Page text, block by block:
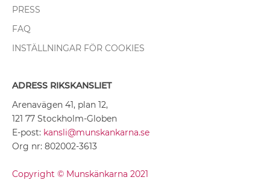
PRESS
FAQ
INSTÄLLNINGAR FÖR COOKIES
ADRESS RIKSKANSLIET
Arenavägen 41, plan 12,
121 77 Stockholm-Globen
E-post: kansli@munskankarna.se
Org nr: 802002-3613
Copyright © Munskänkarna 2021